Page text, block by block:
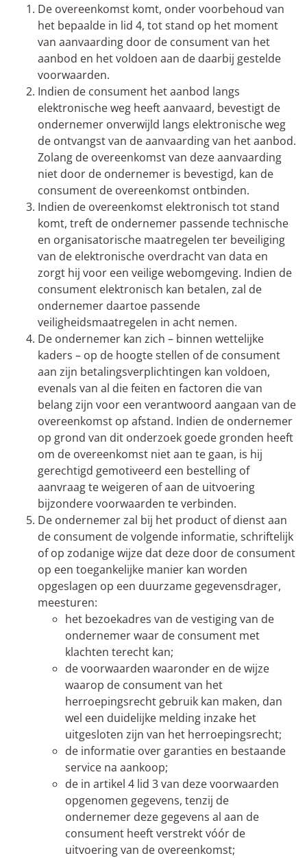
De overeenkomst komt, onder voorbehoud van
het bepaalde in lid 4, tot stand op het moment
van aanvaarding door de consument van het
aanbod en het voldoen aan de daarbij gestelde
voorwaarden.
Indien de consument het aanbod langs
elektronische weg heeft aanvaard, bevestigt de
ondernemer onverwijld langs elektronische weg
de ontvangst van de aanvaarding van het aanbod.
Zolang de overeenkomst van deze aanvaarding
niet door de ondernemer is bevestigd, kan de
consument de overeenkomst ontbinden.
Indien de overeenkomst elektronisch tot stand
komt, treft de ondernemer passende technische
en organisatorische maatregelen ter beveiliging
van de elektronische overdracht van data en
zorgt hij voor een veilige webomgeving. Indien de
consument elektronisch kan betalen, zal de
ondernemer daartoe passende
veiligheidsmaatregelen in acht nemen.
De ondernemer kan zich – binnen wettelijke
kaders – op de hoogte stellen of de consument
aan zijn betalingsverplichtingen kan voldoen,
evenals van al die feiten en factoren die van
belang zijn voor een verantwoord aangaan van de
overeenkomst op afstand. Indien de ondernemer
op grond van dit onderzoek goede gronden heeft
om de overeenkomst niet aan te gaan, is hij
gerechtigd gemotiveerd een bestelling of
aanvraag te weigeren of aan de uitvoering
bijzondere voorwaarden te verbinden.
De ondernemer zal bij het product of dienst aan
de consument de volgende informatie, schriftelijk
of op zodanige wijze dat deze door de consument
op een toegankelijke manier kan worden
opgeslagen op een duurzame gegevensdrager,
meesturen:
het bezoekadres van de vestiging van de
ondernemer waar de consument met
klachten terecht kan;
de voorwaarden waaronder en de wijze
waarop de consument van het
herroepingsrecht gebruik kan maken, dan
wel een duidelijke melding inzake het
uitgesloten zijn van het herroepingsrecht;
de informatie over garanties en bestaande
service na aankoop;
de in artikel 4 lid 3 van deze voorwaarden
opgenomen gegevens, tenzij de
ondernemer deze gegevens al aan de
consument heeft verstrekt vóór de
uitvoering van de overeenkomst;